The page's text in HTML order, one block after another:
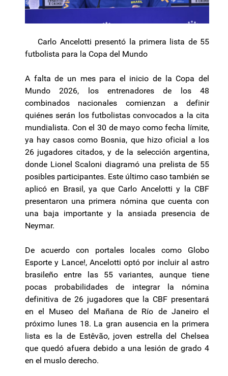
Carlo Ancelotti presentó la primera lista de 55
futbolista para la Copa del Mundo
A falta de un mes para el inicio de la Copa del
Mundo 2026, los entrenadores de los 48
combinados nacionales comienzan a definir
quiénes serán los futbolistas convocados a la cita
mundialista. Con el 30 de mayo como fecha límite,
ya hay casos como Bosnia, que hizo oficial a los
26 jugadores citados, y de la selección argentina,
donde Lionel Scaloni diagramó una prelista de 55
posibles participantes. Este último caso también se
aplicó en Brasil, ya que Carlo Ancelotti y la CBF
presentaron una primera nómina que cuenta con
una baja importante y la ansiada presencia de
Neymar.
De acuerdo con portales locales como Globo
Esporte y Lance!, Ancelotti optó por incluir al astro
brasileño entre las 55 variantes, aunque tiene
pocas probabilidades de integrar la nómina
definitiva de 26 jugadores que la CBF presentará
en el Museo del Mañana de Río de Janeiro el
próximo lunes 18. La gran ausencia en la primera
lista es la de Estêvão, joven estrella del Chelsea
que quedó afuera debido a una lesión de grado 4
en el muslo derecho.